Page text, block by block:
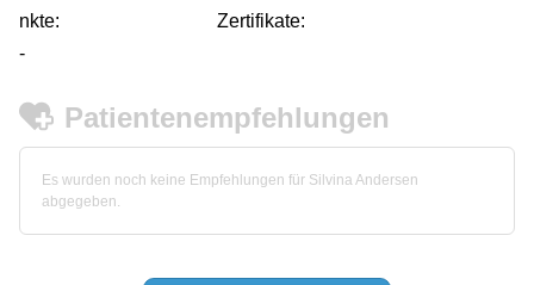
nkte:
Zertifikate:
-
Patientenempfehlungen
Es wurden noch keine Empfehlungen für Silvina Andersen
abgegeben.